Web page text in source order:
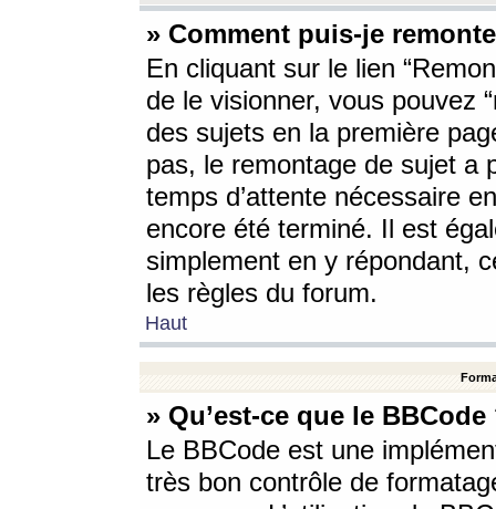
» Comment puis-je
En cliquant sur le lien
de le visionner, vous pouvez
des sujets en la première
pas, le remontage de sujet a
temps d’attente nécessaire
encore été terminé. Il est
simplement en y répondant,
les règles du forum.
Haut
» Qu’est-ce que le BBCode
Le BBCode est une
très bon contrôle de